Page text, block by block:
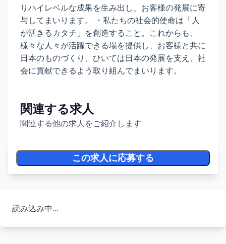
りハイレベルな成果を生み出し、お客様の発展に寄
与してまいります。 ・私たちの社会的使命は「人
が活きるカタチ」を創造すること。これからも、
様々な人々が活躍できる場を提供し、お客様と共に
日本のものづくり、ひいては日本の発展を支え、社
会に貢献できるよう取り組んでまいります。
関連する求人
関連する他の求人をご紹介します
この求人に応募する
読み込み中...